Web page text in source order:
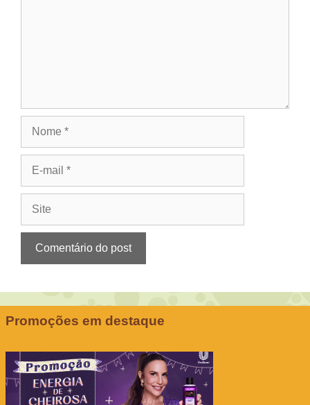
Promoções em destaque